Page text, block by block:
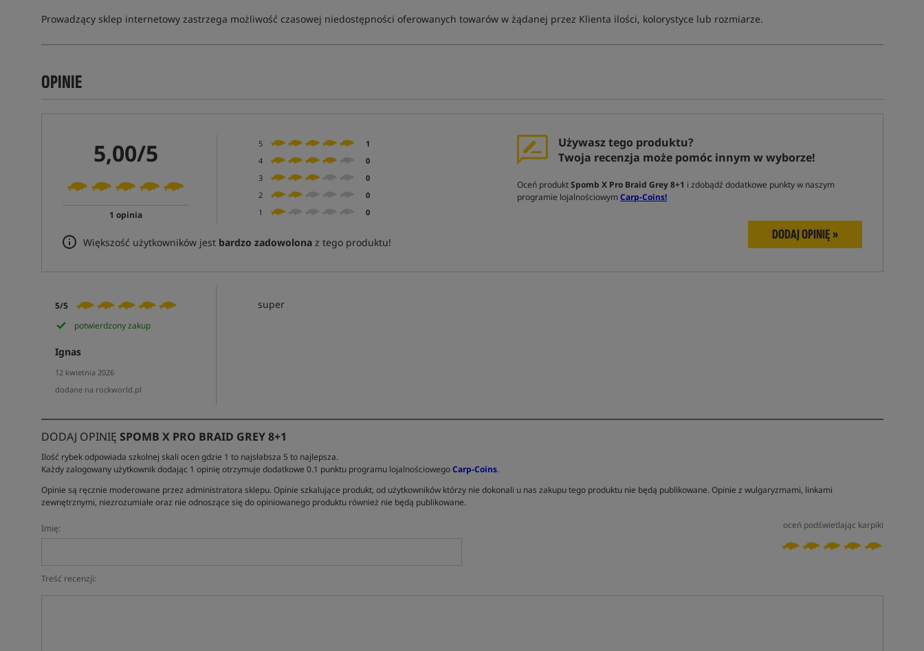
Tym produktem interesuje się:13 osób
Prowadzący sklep internetowy zastrzega możliwość czasowej niedostępności oferowanych towarów w żądanej przez Klienta ilości, kolorystyce lub rozmiarze.
OPINIE
5,00/5
1 opinia
5
1
4
0
3
0
2
0
1
0
Większość użytkowników jest bardzo zadowolonaz tego produktu!
Używasz tego produktu?
Twoja recenzja może pomóc innym w wyborze!
Oceń produktSpomb X Pro Braid Grey 8+1 i zdobądź dodatkowe punkty w naszym
programie lojalnościowymCarp-Coins!
DODAJ OPINIĘ »
5/5
potwierdzony zakup
Ignas
12 kwietnia 2026
dodane na rockworld.pl
super
DODAJ OPINIĘ SPOMB X PRO BRAID GREY 8+1
Ilość rybek odpowiada szkolnej skali ocen gdzie 1 to najsłabsza 5 to najlepsza.
Każdy zalogowany użytkownik dodając 1 opinię otrzymuje dodatkowe 0.1 punktu programu lojalnościowegoCarp-Coins.
Opinie są ręcznie moderowane przez administratora sklepu. Opinie szkalujące produkt, od użytkowników którzy nie dokonali u nas zakupu tego produktu nie będą publikowane. Opinie z wulgaryzmami, linkami
zewnętrznymi, niezrozumiałe oraz nie odnoszące się do opiniowanego produktu również nie będą publikowane.
oceń podświetlając karpiki
Imię:
Treść recenzji: